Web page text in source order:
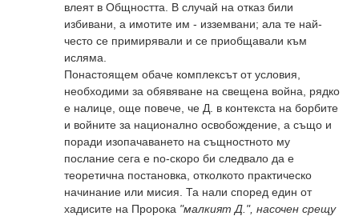
влеят в Общността. В случай на отказ били
избивани, а имотите им - изземвани; ала те най-
често се примирявали и се приобщавали към
исляма.
Понастоящем обаче комплексът от условия,
необходими за обявяване на свещена война, рядко
е налице, още повече, че Д. в контекста на борбите
и войните за национално освобождение, а също и
поради изопачаването на същностното му
послание сега е no-скоро би следвало да е
теоретична постановка, отколкото практическо
начинание или мисия. Та нали според един от
хадисите на Пророка "малкият Д.", насочен срещу